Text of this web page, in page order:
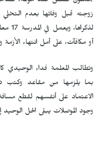
زوجته قبل وفاتها بعدم التخلي
أو مكافآت، على أمل انتهاء الأزمة
وتطالب المعلمة فداء الوحيدي
بما يلزمها من مقاعد وكتب
وجود الموصلات يبقى الحل